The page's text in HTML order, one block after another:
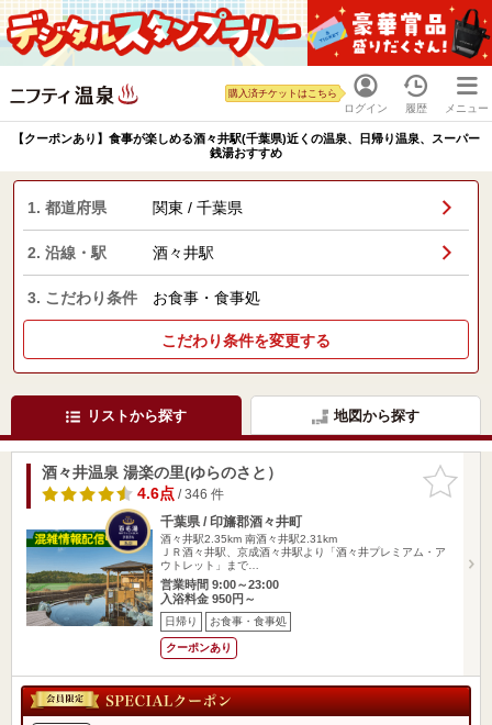
ログイン
購入済チケットはこちら
履歴 メニュー
【クーポンあり】食事が楽しめる酒々井駅(千葉県)近くの温泉、日帰り温泉、スーパー
銭湯おすすめ
1. 都道府県 関東 / 千葉県
2. 沿線・駅 酒々井駅
3. こだわり条件 お食事・食事処
こだわり条件を変更する
リストから探す 地図から探す
お気に入
りに追加
酒々井温泉 湯楽の里(ゆらのさと）
4.6点/ 346 件
千葉県 / 印旛郡酒々井町
酒々井駅2.35km 南酒々井駅2.31km
ＪＲ酒々井駅、京成酒々井駅より「酒々井プレミアム・ア
ウトレット」まで…
営業時間 9:00～23:00
入浴料金 950円～
日帰り お食事・食事処
クーポンあり